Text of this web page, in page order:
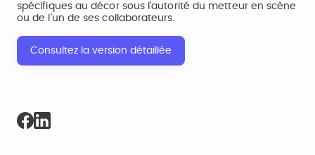
spécifiques au décor sous l'autorité du metteur en scène
ou de l'un de ses collaborateurs.
Consultez la version détaillée